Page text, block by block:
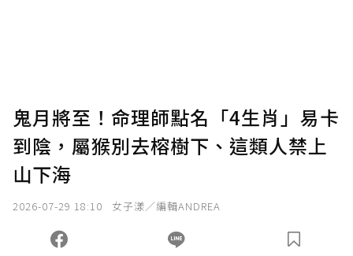
確認送出
您當前剩餘 U 利點數：0點；前往 購買點數
鬼月將至！命理師點名「4生肖」易卡
到陰，屬猴別去榕樹下、這類人禁上
山下海
2026-07-29 18:10 女子漾／編輯ANDREA